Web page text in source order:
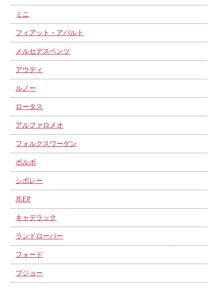
ミニ
フィアット・アバルト
メルセデスベンツ
アウディ
ルノー
ロータス
アルファロメオ
フォルクスワーゲン
ボルボ
シボレー
JEEP
キャデラック
ランドローバー
フォード
プジョー